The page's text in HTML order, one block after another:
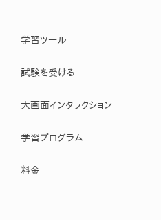
学習ツール
試験を受ける
大画面インタラクション
学習プログラム
料金